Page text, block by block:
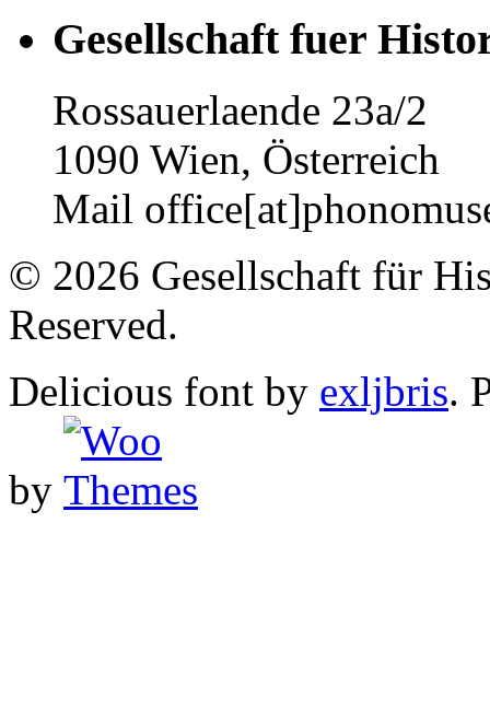
Gesellschaft fuer
Rossauerlaende 23a/2
1090 Wien, Österreich
Mail
© 2026 Gesellschaft für
Reserved.
Delicious font by exljbris.
by